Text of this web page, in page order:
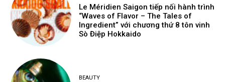
Le Méridien Saigon tiếp nối hành trình
“Waves of Flavor – The Tales of
Ingredient” với chương thứ 8 tôn vinh
Sò Điệp Hokkaido
BEAUTY